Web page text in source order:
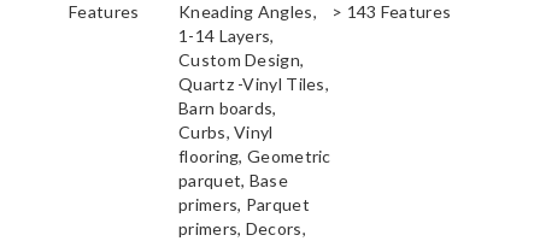
Features
Kneading Angles,
1-14 Layers,
Custom Design,
> 143 Features
Quartz -Vinyl Tiles,
Barn boards,
Curbs, Vinyl
flooring, Geometric
parquet, Base
primers, Parquet
primers, Decors,